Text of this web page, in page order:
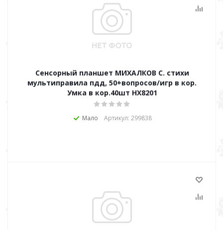
Сенсорный планшет МИХАЛКОВ С. стихи
мультиправила пдд, 50+вопросов/игр в кор.
Умка в кор.40шт HX8201
Мало Артикул: 299838